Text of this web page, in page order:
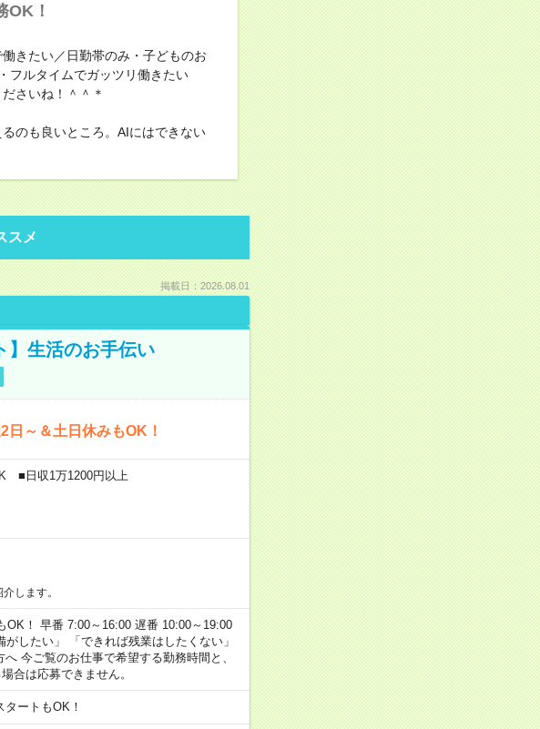
OK！
きたい／日勤帯のみ・子どものお
フルタイムでガッツリ働きたい
さいね！＾＾＊
のも良いところ。AIにはできない
スメ
掲載日：2026.08.01
】生活のお手伝い
～＆土日休みもOK！
■日収1万1200円以上
します。
！ 早番 7:00～16:00 遅番 10:00～19:00
したい」 「できれば残業はしたくない」
今ご覧のお仕事で希望する勤務時間と、
合は応募できません。
ートもOK！